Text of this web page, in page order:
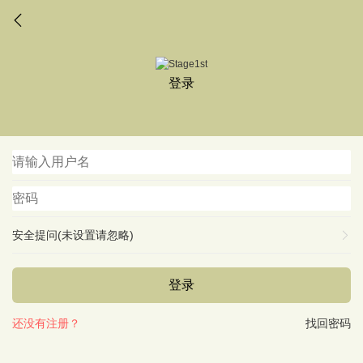
登录
安全提问(未设置请忽略)
登录
找回密码
还没有注册？